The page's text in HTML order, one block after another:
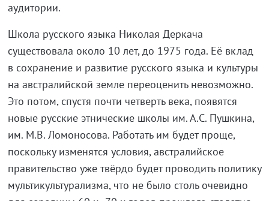
аудитории.
Школа русского языка Николая Деркача
существовала около 10 лет, до 1975 года. Её вклад
в сохранение и развитие русского языка и культуры
на австралийской земле переоценить невозможно.
Это потом, спустя почти четверть века, появятся
новые русские этнические школы им. А.С. Пушкина,
им. М.В. Ломоносова. Работать им будет проще,
поскольку изменятся условия, австралийское
правительство уже твёрдо будет проводить политику
мультикультурализма, что не было столь очевидно